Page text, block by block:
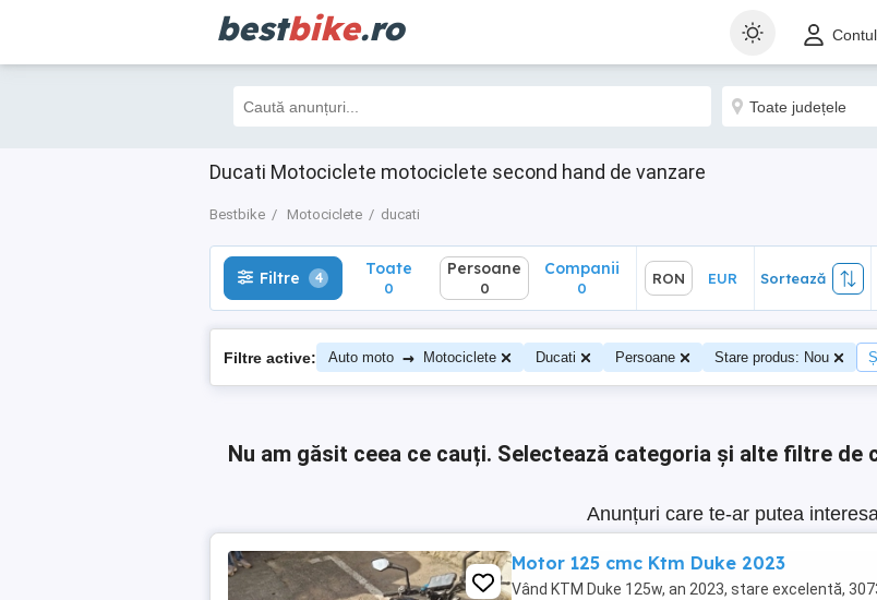
bestbike.ro
Ducati Motociclete motociclete second hand de vanzare
Bestbike Motociclete ducati
Filtre 4 Toate
0
Sortează
Filtre 4 Toate
0
Persoane
0
Companii
0
RON EUR Sortează
Filtre active: Auto moto → Motociclete Ducati Persoane Stare produs: Nou
Nu am găsit ceea ce cauți. Selectează categoria și alte filtre de
Anunțuri care te-ar putea
Motor 125 cmc Ktm Duke 2023
Vând KTM Duke 125w, an 2023, stare excelentă,